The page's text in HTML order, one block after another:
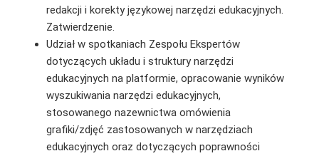
redakcji i korekty językowej narzędzi edukacyjnych.
Zatwierdzenie.
Udział w spotkaniach Zespołu Ekspertów
dotyczących układu i struktury narzędzi
edukacyjnych na platformie, opracowanie wyników
wyszukiwania narzędzi edukacyjnych,
stosowanego nazewnictwa omówienia
grafiki/zdjęć zastosowanych w narzędziach
edukacyjnych oraz dotyczących poprawności